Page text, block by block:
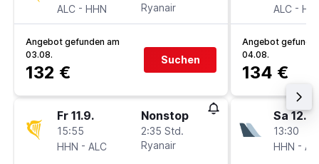
ALC - HHN
Ryanair
Angebot gefunden am
03.08.
132 €
Suchen
Fr 11.9.
15:55
HHN - ALC
Nonstop
2:35 Std.
Ryanair
ALC -
Angebot
04.08.
134 €
Sa 12.9.
13:30
HHN -